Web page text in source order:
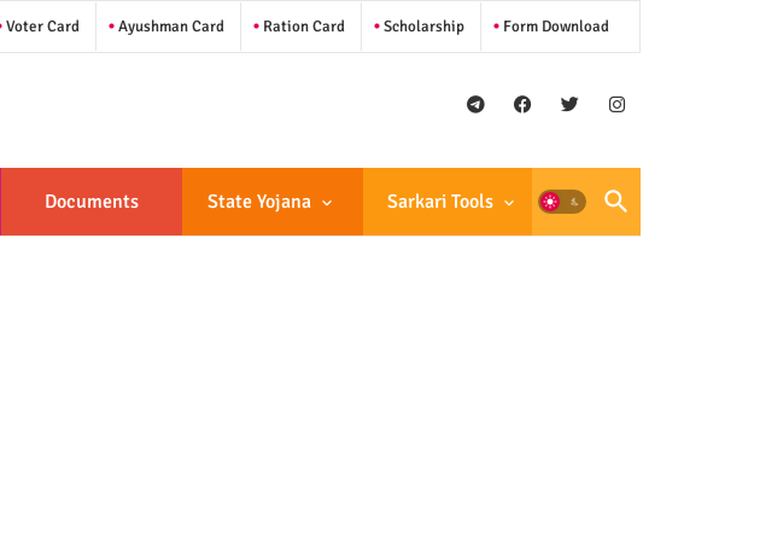
Voter Card Ayushman Card Ration Card Scholarship Form Download
Documents State Yojana Sarkari Tools